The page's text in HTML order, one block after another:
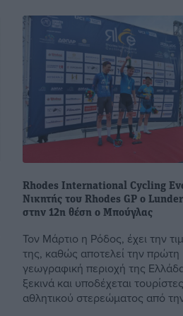
Rhodes International Cycling
Νικητής του Rhodes GP ο
στην 12η θέση ο Μπούγλας
Τον Μάρτιο η Ρόδος, έχει την
της, καθώς αποτελεί την πρώτη
γεωγραφική περιοχή της
ξεκινά και υποδέχεται
αθλητικού στερεώματος από